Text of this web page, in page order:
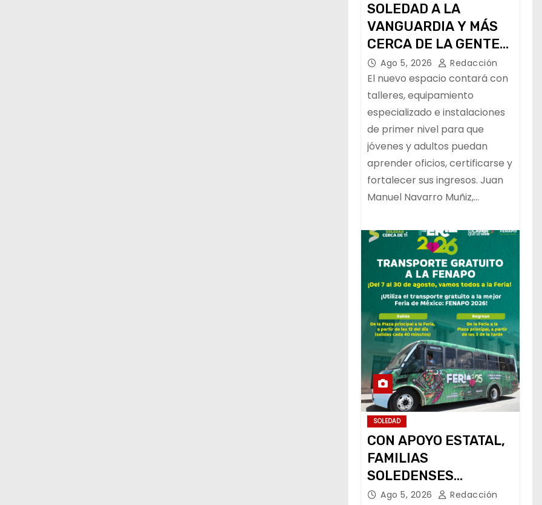
SOLEDAD A LA
VANGUARDIA Y MÁS
CERCA DE LA GENTE
CON NUEVO CENTRO
DE CAPACITACIÓN:
NAVARRO MUÑIZ
Ago 5, 2026 Redacción
El nuevo espacio contará con
talleres, equipamiento
especializado e instalaciones
de primer nivel para que
jóvenes y adultos puedan
aprender oficios, certificarse y
fortalecer sus ingresos. Juan
Manuel Navarro Muñiz,…
SOLEDAD
CON APOYO ESTATAL,
FAMILIAS
SOLEDENSES
CONTARÁN CON
Ago 5, 2026 Redacción